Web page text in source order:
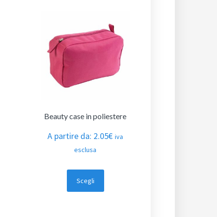
Beauty case in poliestere
A partire da: 2.05€ iva
esclusa
Scegli